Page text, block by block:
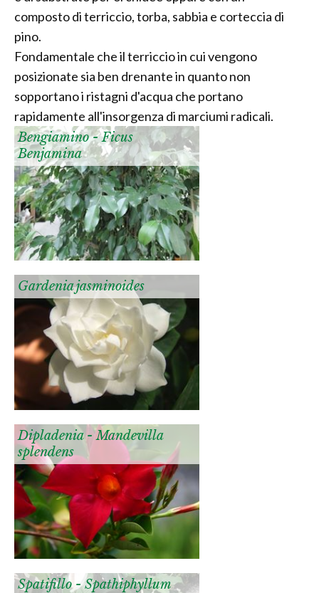
composto di terriccio, torba, sabbia e corteccia di
pino.
Fondamentale che il terriccio in cui vengono
posizionate sia ben drenante in quanto non
sopportano i ristagni d'acqua che portano
rapidamente all'insorgenza di marciumi radicali.
Bengiamino - Ficus
Benjamina
Gardenia jasminoides
Dipladenia - Mandevilla
splendens
Spatifillo - Spathiphyllum